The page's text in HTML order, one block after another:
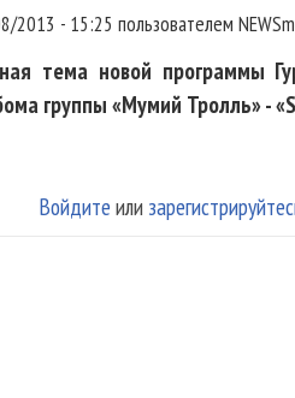
2013 - 15:25 пользователем
тема новой программы
группы «Мумий Тролль» -
Войдите или